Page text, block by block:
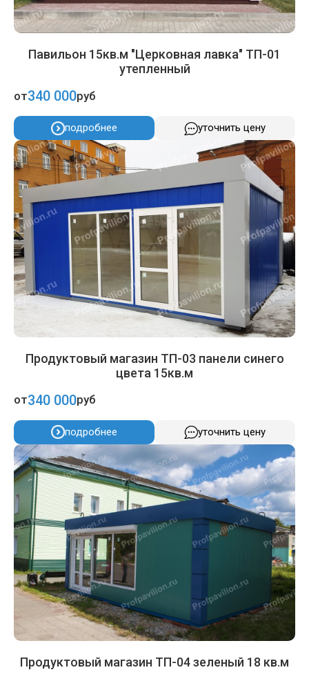
Павильон 15кв.м "Церковная лавка" ТП-01
утепленный
от340 000руб
подробнее уточнить цену
Продуктовый магазин ТП-03 панели синего
цвета 15кв.м
от340 000руб
подробнее уточнить цену
Продуктовый магазин ТП-04 зеленый 18 кв.м